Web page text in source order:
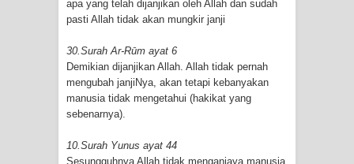
apa yang telah dijanjikan oleh Allah dan sudah
pasti Allah tidak akan mungkir janji
30.Surah Ar-Rūm ayat 6
Demikian dijanjikan Allah. Allah tidak pernah
mengubah janjiNya, akan tetapi kebanyakan
manusia tidak mengetahui (hakikat yang
sebenarnya).
10.Surah Yunus ayat 44
Sesungguhnya Allah tidak menganiaya manusia